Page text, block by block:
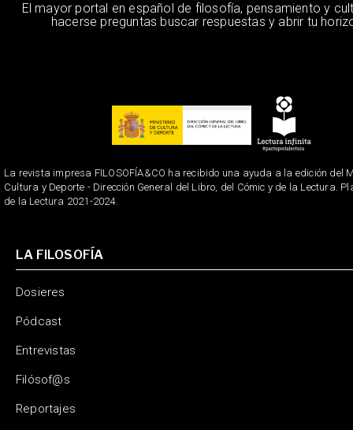
El mayor portal en español de filosofía, pensamiento y
hacerse preguntas buscar respuestas y abrir tu
La revista impresa FILOSOFÍA&CO ha recibido una ayuda a la edición del
Cultura y Deporte - Dirección General del Libro, del Cómic y de la Lectura.
de la Lectura 2021-2024.
LA FILOSOFÍA
Dosieres
Pódcast
Entrevistas
Filósof@s
Reportajes